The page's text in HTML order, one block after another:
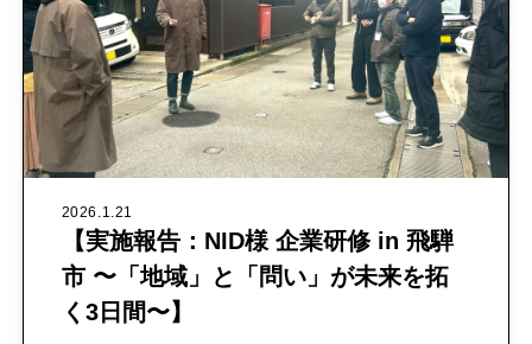
2026.1.21
【実施報告：NID様 企業研修 in 飛騨
市 〜「地域」と「問い」が未来を拓
く3日間〜】